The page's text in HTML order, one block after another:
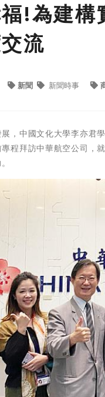
!為建構
流
新聞 新聞時事
，中國文化大學李亦君
程拜訪中華航空公司，